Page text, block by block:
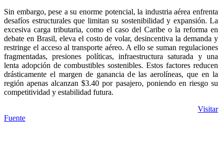
Sin embargo, pese a su enorme potencial, la industria aérea enfrenta
desafíos estructurales que limitan su sostenibilidad y expansión. La
excesiva carga tributaria, como el caso del Caribe o la reforma en
debate en Brasil, eleva el costo de volar, desincentiva la demanda y
restringe el acceso al transporte aéreo. A ello se suman regulaciones
fragmentadas, presiones políticas, infraestructura saturada y una
lenta adopción de combustibles sostenibles. Estos factores reducen
drásticamente el margen de ganancia de las aerolíneas, que en la
región apenas alcanzan $3.40 por pasajero, poniendo en riesgo su
competitividad y estabilidad futura.
Visitar
Fuente